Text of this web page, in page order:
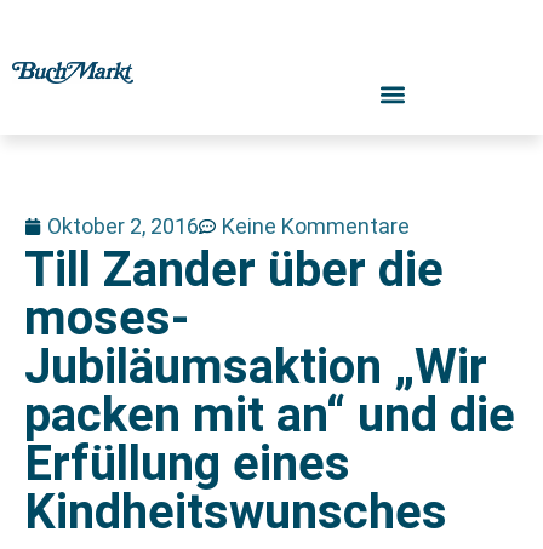
Oktober 2, 2016 Keine Kommentare
Till Zander über die
moses-
Jubiläumsaktion „Wir
packen mit an“ und die
Erfüllung eines
Kindheitswunsches